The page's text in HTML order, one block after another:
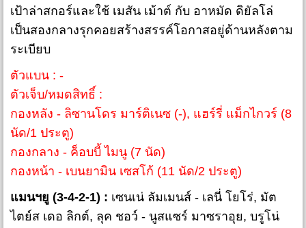
เป้าล่าสกอร์และใช้ เมสัน เม้าต์ กับ อาหมัด ดิยัลโล่
เป็นสองกลางรุกคอยสร้างสรรค์โอกาสอยู่ด้านหลังตาม
ระเบียบ
ตัวแบน : -
ตัวเจ็บ/หมดสิทธิ์ :
กองหลัง - ลิซานโดร มาร์ติเนซ (-), แฮร์รี่ แม็กไกวร์ (8
นัด/1 ประตู)
กองกลาง - ค็อบบี้ ไมนู (7 นัด)
กองหน้า - เบนยามิน เซสโก้ (11 นัด/2 ประตู)
แมนฯยู (3-4-2-1) : เซนเน่ ลัมเมนส์ - เลนี่ โยโร่, มัต
ไตย์ส เดอ ลิกต์, ลุค ชอว์ - นูสแซร์ มาซราอุย, บรูโน่